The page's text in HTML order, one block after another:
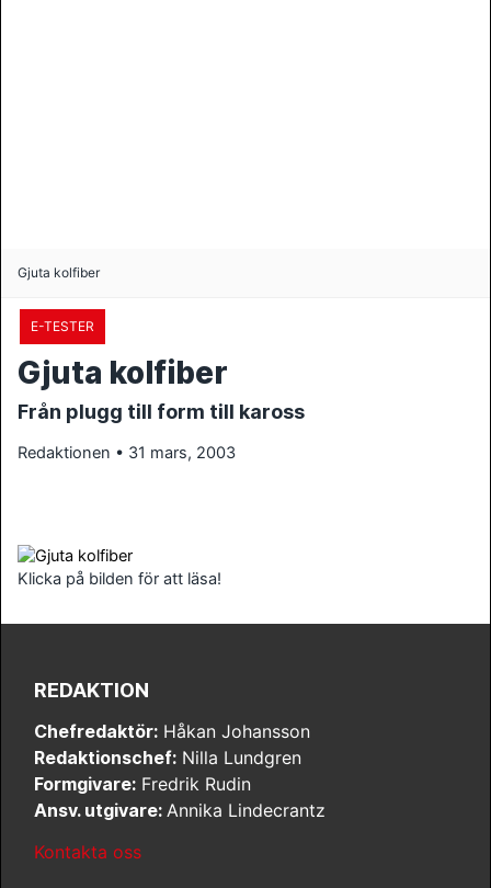
Gjuta kolfiber
E-TESTER
Gjuta kolfiber
Från plugg till form till kaross
Redaktionen • 31 mars, 2003
Klicka på bilden för att läsa!
REDAKTION
Chefredaktör: Håkan Johansson
Redaktionschef: Nilla Lundgren
Formgivare: Fredrik Rudin
Ansv. utgivare: Annika Lindecrantz
Kontakta oss